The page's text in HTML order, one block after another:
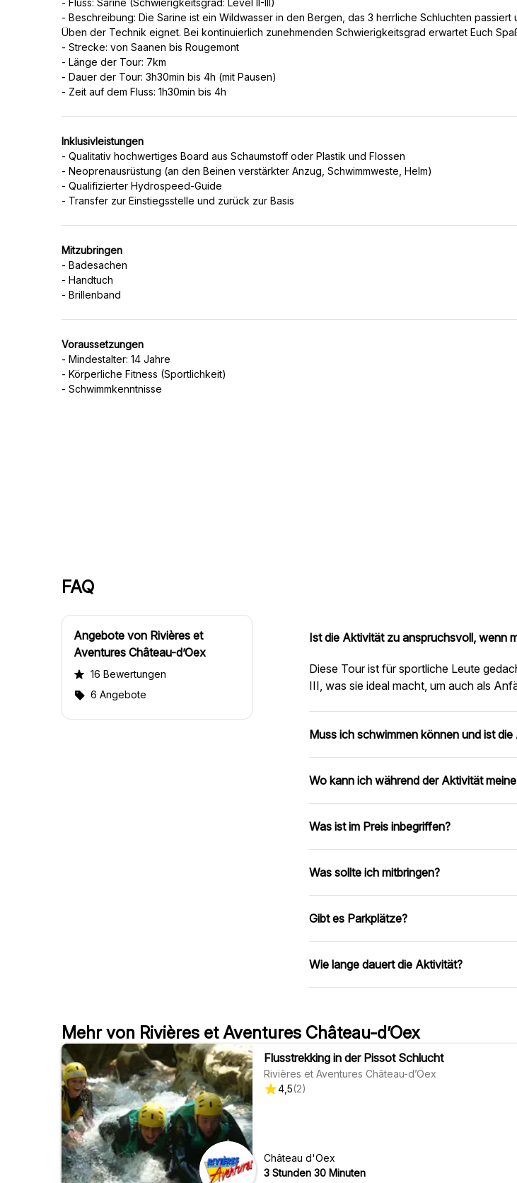
- Fluss: Sarine (Schwierigkeitsgrad: Level II-III)
- Beschreibung: Die Sarine ist ein Wildwasser in den Bergen, das 3 herrliche Schluchten passiert
Üben der Technik eignet. Bei kontinuierlich zunehmenden Schwierigkeitsgrad erwartet Euch
- Strecke: von Saanen bis Rougemont
- Länge der Tour: 7km
- Dauer der Tour: 3h30min bis 4h (mit Pausen)
Inklusivleistungen
- Qualitativ hochwertiges Board aus Schaumstoff oder Plastik und Flossen
- Neoprenausrüstung (an den Beinen verstärkter Anzug, Schwimmweste, Helm)
- Qualifizierter Hydrospeed-Guide
Mitzubringen
- Badesachen
- Handtuch
Voraussetzungen
- Mindestalter: 14 Jahre
- Körperliche Fitness (Sportlichkeit)
- Schwimmkenntnisse
FAQ
Angebote von Rivières et
Aventures Château-d’Oex
16 Bewertungen
6 Angebote
Ist die Aktivität zu anspruchsvoll, wenn
Diese Tour ist für sportliche Leute
III, was sie ideal macht, um auch als
Muss ich schwimmen können und ist
Wo kann ich während der Aktivität
Was ist im Preis inbegriffen?
Was sollte ich mitbringen?
Gibt es Parkplätze?
Wie lange dauert die Aktivität?
Mehr von Rivières et Aventures Château-d’Oex
Flusstrekking in der Pissot Schlucht
Rivières et Aventures Château-d’Oex
4,5(2)
Château d'Oex
3 Stunden 30 Minuten